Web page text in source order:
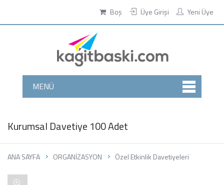
Boş Üye Girişi Yeni Üye
MENÜ
Kurumsal Davetiye 100 Adet
ANA SAYFA ORGANİZASYON Özel Etkinlik Davetiyeleri